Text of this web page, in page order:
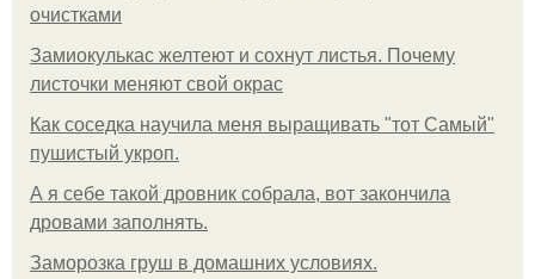
очистками
Замиокулькас желтеют и сохнут листья. Почему
листочки меняют свой окрас
Как соседка научила меня выращивать "тот Самый"
пушистый укроп.
А я себе такой дровник собрала, вот закончила
дровами заполнять.
Заморозка груш в домашних условиях.